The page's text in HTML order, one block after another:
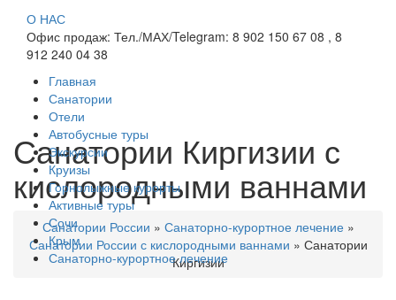
О НАС
Офис продаж: Тел./МАХ/Telegram: 8 902 150 67 08 , 8
912 240 04 38
Главная
Санатории
Отели
Автобусные туры
Экскурсии
Круизы
Горнолыжные курорты
Активные туры
Сочи
Крым
Санаторно-курортное лечение
Санатории Киргизии с
кислородными ваннами
Санатории России » Санаторно-курортное лечение»
Санатории России с кислородными ваннами » Санатории
Киргизии